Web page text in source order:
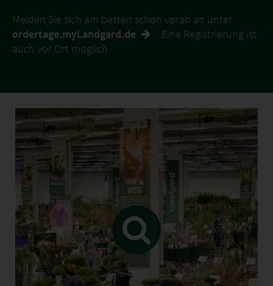
Melden Sie sich am besten schon vorab an unter
ordertage.myLandgard.de
. Eine Registrierung ist
auch vor Ort möglich.